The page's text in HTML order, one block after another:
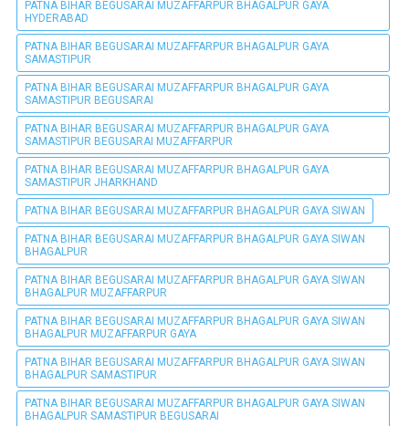
PATNA BIHAR BEGUSARAI MUZAFFARPUR BHAGALPUR GAYA
HYDERABAD
PATNA BIHAR BEGUSARAI MUZAFFARPUR BHAGALPUR GAYA
SAMASTIPUR
PATNA BIHAR BEGUSARAI MUZAFFARPUR BHAGALPUR GAYA
SAMASTIPUR BEGUSARAI
PATNA BIHAR BEGUSARAI MUZAFFARPUR BHAGALPUR GAYA
SAMASTIPUR BEGUSARAI MUZAFFARPUR
PATNA BIHAR BEGUSARAI MUZAFFARPUR BHAGALPUR GAYA
SAMASTIPUR JHARKHAND
PATNA BIHAR BEGUSARAI MUZAFFARPUR BHAGALPUR GAYA SIWAN
PATNA BIHAR BEGUSARAI MUZAFFARPUR BHAGALPUR GAYA SIWAN
BHAGALPUR
PATNA BIHAR BEGUSARAI MUZAFFARPUR BHAGALPUR GAYA SIWAN
BHAGALPUR MUZAFFARPUR
PATNA BIHAR BEGUSARAI MUZAFFARPUR BHAGALPUR GAYA SIWAN
BHAGALPUR MUZAFFARPUR GAYA
PATNA BIHAR BEGUSARAI MUZAFFARPUR BHAGALPUR GAYA SIWAN
BHAGALPUR SAMASTIPUR
PATNA BIHAR BEGUSARAI MUZAFFARPUR BHAGALPUR GAYA SIWAN
BHAGALPUR SAMASTIPUR BEGUSARAI